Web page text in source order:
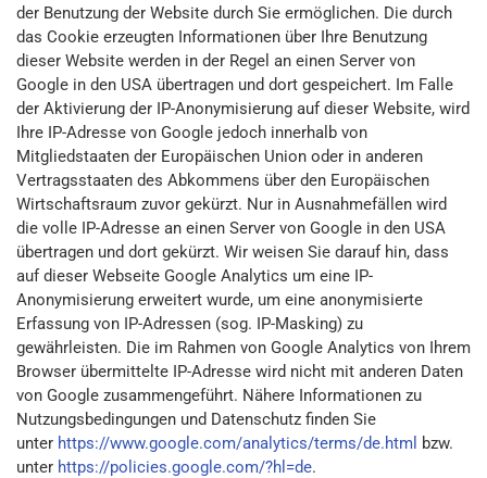
der Benutzung der Website durch Sie ermöglichen. Die durch
das Cookie erzeugten Informationen über Ihre Benutzung
dieser Website werden in der Regel an einen Server von
Google in den USA übertragen und dort gespeichert. Im Falle
der Aktivierung der IP-Anonymisierung auf dieser Website, wird
Ihre IP-Adresse von Google jedoch innerhalb von
Mitgliedstaaten der Europäischen Union oder in anderen
Vertragsstaaten des Abkommens über den Europäischen
Wirtschaftsraum zuvor gekürzt. Nur in Ausnahmefällen wird
die volle IP-Adresse an einen Server von Google in den USA
übertragen und dort gekürzt. Wir weisen Sie darauf hin, dass
auf dieser Webseite Google Analytics um eine IP-
Anonymisierung erweitert wurde, um eine anonymisierte
Erfassung von IP-Adressen (sog. IP-Masking) zu
gewährleisten. Die im Rahmen von Google Analytics von Ihrem
Browser übermittelte IP-Adresse wird nicht mit anderen Daten
von Google zusammengeführt. Nähere Informationen zu
Nutzungsbedingungen und Datenschutz finden Sie
unter https://www.google.com/analytics/terms/de.html bzw.
unter https://policies.google.com/?hl=de.